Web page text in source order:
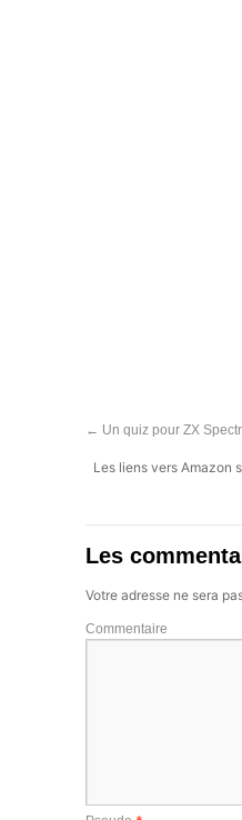
← Un quiz pour ZX
Les liens vers Amazon
Les
Votre adresse ne sera
Commentaire